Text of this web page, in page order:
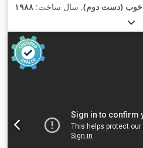
خوب (دست دوم), سال ساخت: ۱۹۸۸